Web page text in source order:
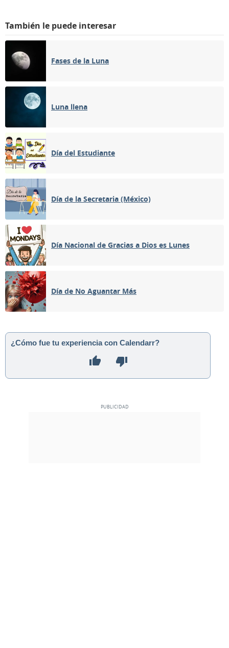
También le puede interesar
Fases de la Luna
Luna llena
Día del Estudiante
Día de la Secretaria (México)
Día Nacional de Gracias a Dios es Lunes
Día de No Aguantar Más
¿Cómo fue tu experiencia con Calendarr?